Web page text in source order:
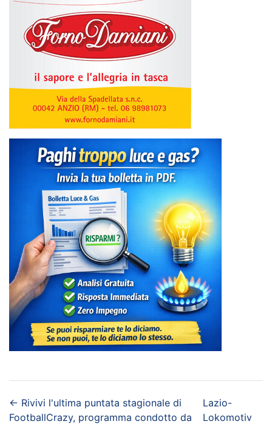
← Rivivi l'ultima puntata stagionale di
FootballCrazy, programma condotto da
Lazio-
Lokomotiv